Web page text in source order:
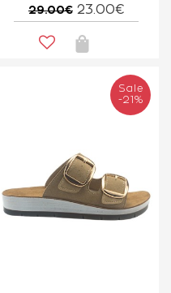
29.00€ 23.00€
Sale
-21%